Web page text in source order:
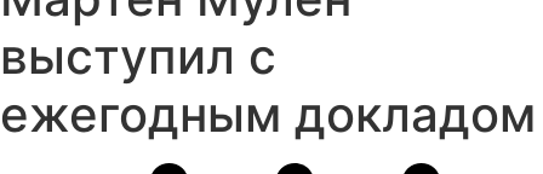
выступил с
ежегодным докладом